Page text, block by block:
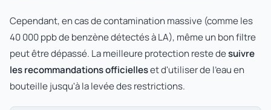
Cependant, en cas de contamination massive (comme les
40 000 ppb de benzène détectés à LA), même un bon filtre
peut être dépassé. La meilleure protection reste desuivre
les recommandations officielleset d'utiliser de l'eau en
bouteille jusqu'à la levée des restrictions.